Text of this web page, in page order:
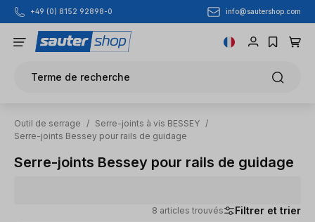
Passer au contenu principal
+49 (0) 8152 92898-0 info@sautershop.com
Terme de recherche
Outil de serrage / Serre-joints à vis BESSEY /
Serre-joints Bessey pour rails de guidage
Serre-joints Bessey pour rails de guidage
8 articles trouvés Filtrer et trier